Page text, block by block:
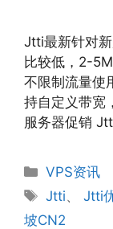
Jtti最新针对
比较低，2-
不限制流量使
持自定义带宽
服务器促销
分
类
VPS资讯
标
签
Jtti、Jtti
坡CN2